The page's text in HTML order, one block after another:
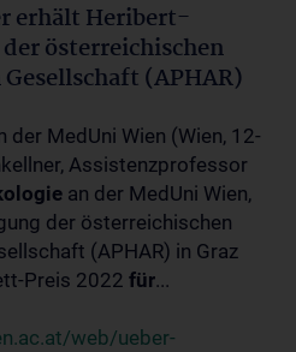
erhält Heribert-
österreichischen
(APHAR)
der MedUni Wien (Wien, 12-
Assistenzprofessor
an der MedUni Wien,
der österreichischen
(APHAR) in Graz
Preis 2022 für...
web/ueber-